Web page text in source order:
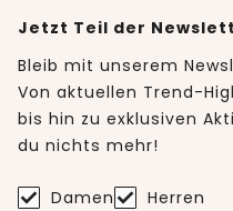
Jetzt Teil der
Bleib mit unserem
Von aktuellen Trend-
bis hin zu exklusiven
du nichts mehr!
Damen Herren